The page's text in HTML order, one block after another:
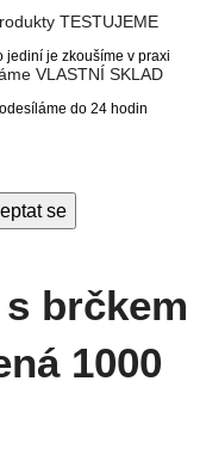
TESTUJEME
jediní je zkoušíme v praxi
VLASTNÍ SKLAD
odesíláme do 24 hodin
se
brčkem
1000